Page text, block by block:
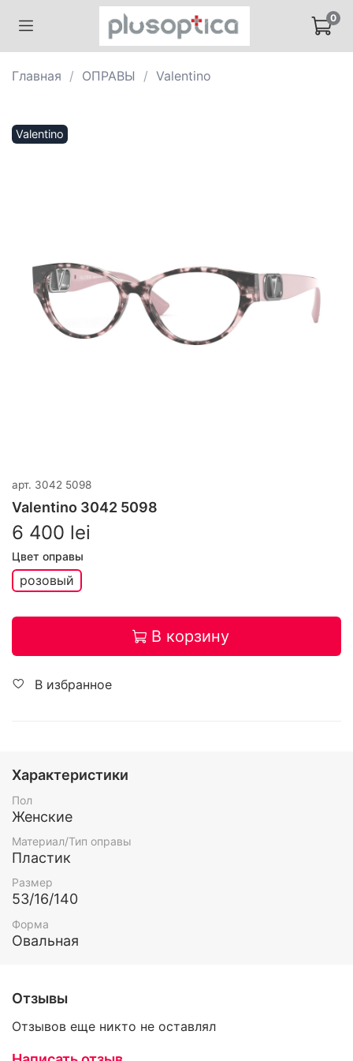
0
Главная ОПРАВЫ Valentino
Valentino
арт. 3042 5098
Valentino 3042 5098
6 400 lei
Цвет оправы
розовый
В корзину
В избранное
Характеристики
Пол
Женские
Материал/Тип оправы
Пластик
Размер
53/16/140
Форма
Овальная
Отзывы
Отзывов еще никто не оставлял